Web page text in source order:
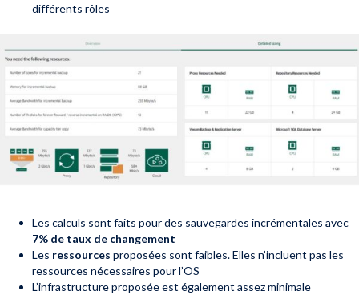
différents rôles
Les calculs sont faits pour des sauvegardes incrémentales avec
7% de taux de changement
Les ressources proposées sont faibles. Elles n’incluent pas les
ressources nécessaires pour l’OS
L’infrastructure proposée est également assez minimale